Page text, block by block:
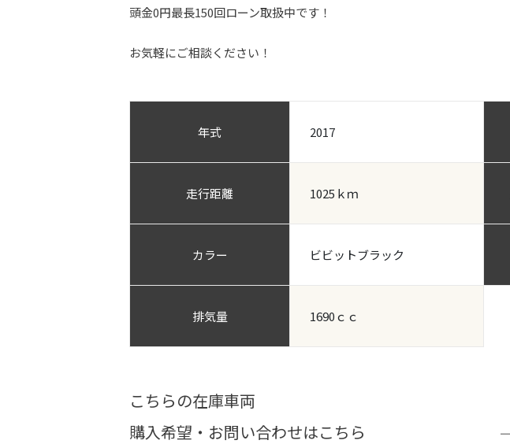
頭金0円最長150回ローン取扱中です！
お気軽にご相談ください！
年式 2017
走行距離 1025ｋｍ
カラー ビビットブラック
排気量 1690ｃｃ
こちらの在庫車両
購入希望・お問い合わせはこちら